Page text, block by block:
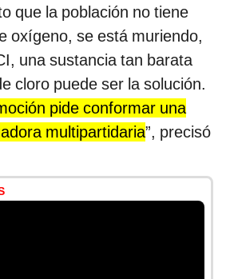
que la población no tiene
oxígeno, se está muriendo,
una sustancia tan barata
cloro puede ser la solución.
pide conformar una
multipartidaria”, precisó